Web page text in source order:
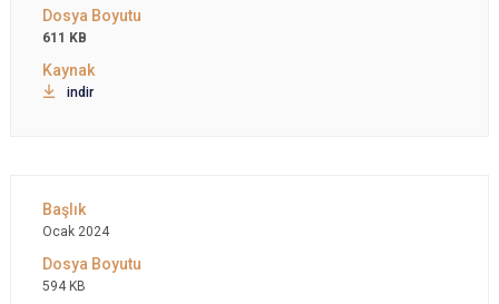
611 KB
indir
Ocak 2024
594 KB